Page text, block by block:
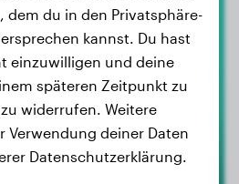
Mops
Floffy
dem du in den Privatsphäre-
kannst. Du hast
einzuwilligen und deine
späteren Zeitpunkt zu
widerrufen. Weitere
Verwendung deiner Daten
Datenschutzerklärung.